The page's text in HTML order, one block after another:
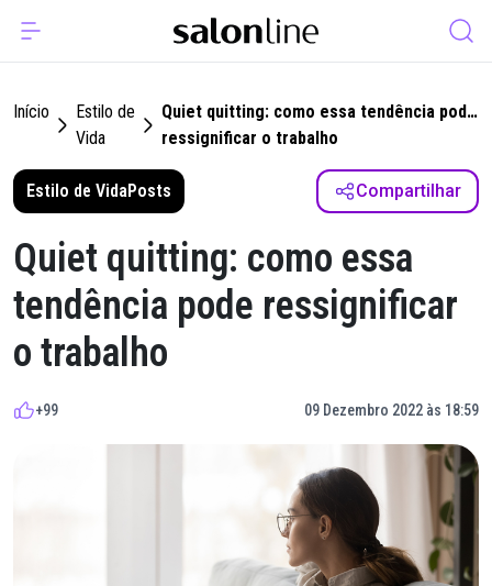
Início
Estilo de
Vida
Quiet quitting: como essa tendência pode
ressignificar o trabalho
Estilo de VidaPosts Compartilhar
Quiet quitting: como essa
tendência pode ressignificar
o trabalho
+99 09 Dezembro 2022 às 18:59